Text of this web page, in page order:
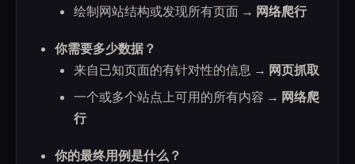
绘制网站结构或发现所有页面 → 网络爬行
你需要多少数据？
来自已知页面的有针对性的信息 → 网页抓取
一个或多个站点上可用的所有内容 → 网络爬
行
你的最终用例是什么？